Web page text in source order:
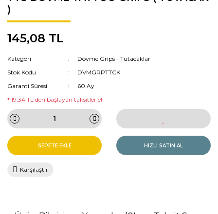
)
145,08 TL
Kategori
Dövme Grips - Tutacaklar
Stok Kodu
DVMGRPTTCK
Garanti Süresi
60 Ay
* 19,34 TL den başlayan taksitlerle!!
SEPETE EKLE HIZLI SATIN AL
Karşılaştır